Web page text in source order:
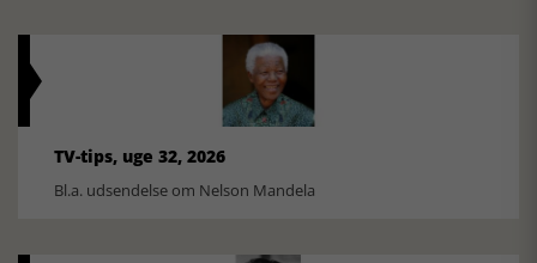
TV-tips, uge 32, 2026
Bl.a. udsendelse om Nelson Mandela